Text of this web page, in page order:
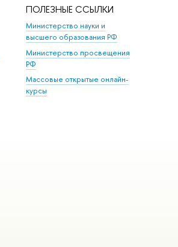
ПОЛЕЗНЫЕ ССЫЛКИ
Министерство науки и
высшего образования РФ
Министерство просвещения
РФ
Массовые открытые онлайн-
курсы